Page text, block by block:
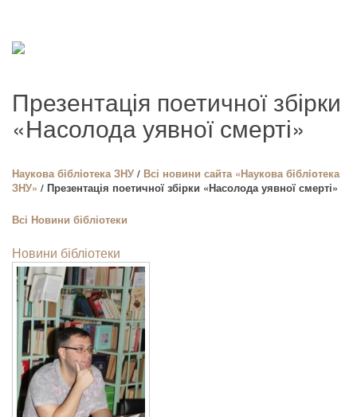
Презентація поетичної збірки
«Насолода уявної смерті»
Наукова бiблioтека ЗНУ / Всі новини сайта «Наукова бiблioтека
ЗНУ» / Презентація поетичної збірки «Насолода уявної смерті»
Всі Новини бібліотеки
Новини бібліотеки